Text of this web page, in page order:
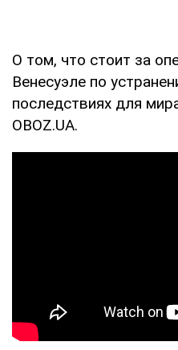
О том, что стоит за
Венесуэле по
последствиях для
OBOZ.UA.